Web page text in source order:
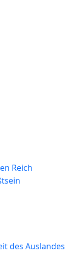
Reich
des Auslandes